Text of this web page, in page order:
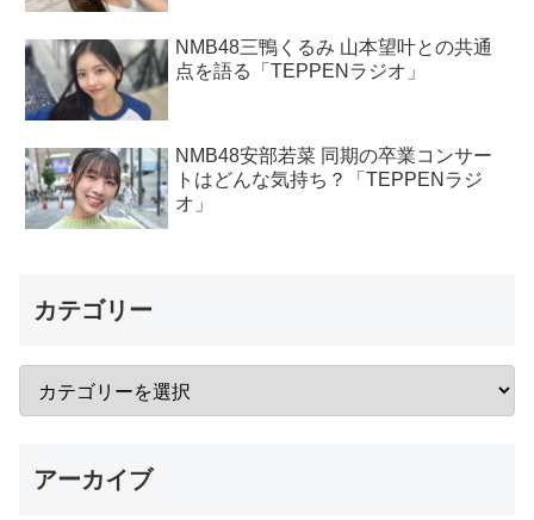
NMB48三鴨くるみ 山本望叶との共通
点を語る「TEPPENラジオ」
NMB48安部若菜 同期の卒業コンサー
トはどんな気持ち？「TEPPENラジ
オ」
カテゴリー
アーカイブ